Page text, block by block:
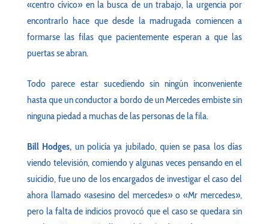
«centro cívico» en la busca de un trabajo, la urgencia por
encontrarlo hace que desde la madrugada comiencen a
formarse las filas que pacientemente esperan a que las
puertas se abran.
Todo parece estar sucediendo sin ningún inconveniente
hasta que un conductor a bordo de un Mercedes embiste sin
ninguna piedad a muchas de las personas de la fila.
Bill Hodges, un policía ya jubilado, quien se pasa los días
viendo televisión, comiendo y algunas veces pensando en el
suicidio, fue uno de los encargados de investigar el caso del
ahora llamado «asesino del mercedes» o «Mr mercedes»,
pero la falta de indicios provocó que el caso se quedara sin